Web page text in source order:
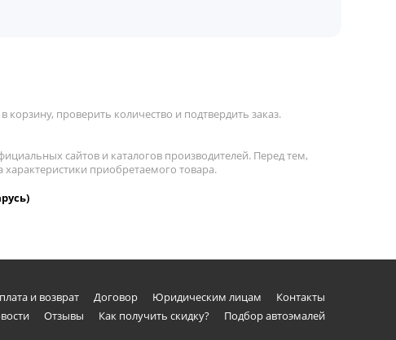
проверить количество и подтвердить заказ.
сайтов и каталогов производителей. Перед тем,
приобретаемого товара.
и возврат Договор Юридическим лицам
Контакты
Отзывы Как получить скидку? Подбор автоэмалей